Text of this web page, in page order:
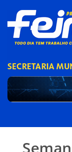
SECRETARIA